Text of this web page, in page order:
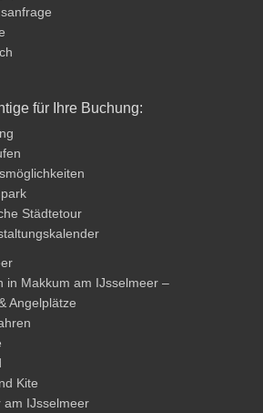
für Ihre Buchung:
Städtetour
in Makkum am IJsselmeer –
Angelplätze
Kite
am IJsselmeer